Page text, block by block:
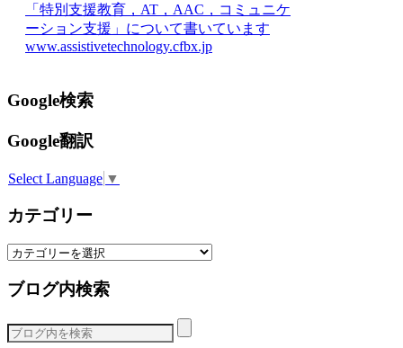
「特別支援教育，AT，AAC，コミュニケ
ーション支援」について書いています
www.assistivetechnology.cfbx.jp
Google検索
Google翻訳
Select Language ▼
カテゴリー
カ
ゴ
ー
ブログ内検索